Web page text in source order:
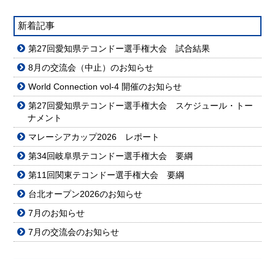
新着記事
第27回愛知県テコンドー選手権大会 試合結果
8月の交流会（中止）のお知らせ
World Connection vol-4 開催のお知らせ
第27回愛知県テコンドー選手権大会 スケジュール・トー
ナメント
マレーシアカップ2026 レポート
第34回岐阜県テコンドー選手権大会 要綱
第11回関東テコンドー選手権大会 要綱
台北オープン2026のお知らせ
7月のお知らせ
7月の交流会のお知らせ